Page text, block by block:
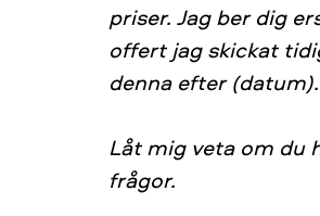
priser. Jag ber dig
offert jag skickat
denna efter (datum).
Låt mig veta om du
frågor.